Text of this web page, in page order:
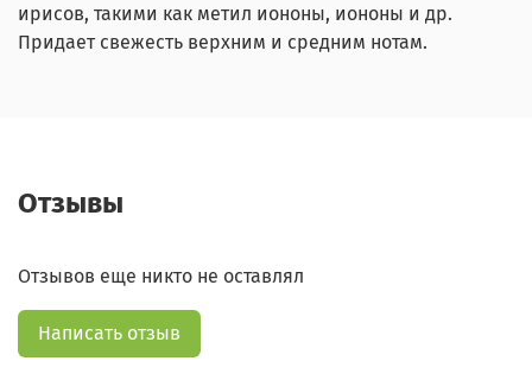
ирисов, такими как метил иононы, иононы и др.
Придает свежесть верхним и средним нотам.
Отзывы
Отзывов еще никто не оставлял
Написать отзыв